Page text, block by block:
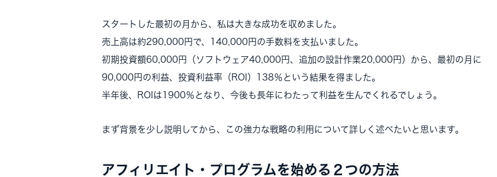
スタートした最初の月から、私は大きな成功を収めました。
売上高は約290,000円で、140,000円の手数料を支払いました。
初期投資額60,000円（ソフトウェア40,000円、追加の設計作業20,000円）から、最初の月に
90,000円の利益、投資利益率（ROI）138％という結果を得ました。
半年後、ROIは1900％となり、今後も長年にわたって利益を生んでくれるでしょう。
まず背景を少し説明してから、この強力な戦略の利用について詳しく述べたいと思います。
アフィリエイト・プログラムを始める２つの方法